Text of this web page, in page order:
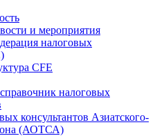
и мероприятия
налоговых
CFE
налоговых
консультантов Азиатского-
(АОТСА)